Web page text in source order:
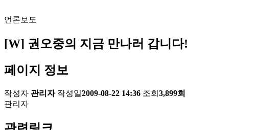
언론보도
[W] 권오중의 지금 만나러 갑니다!
페이지 정보
작성자 관리자 작성일2009-08-22 14:36 조회 3,899회
관리자